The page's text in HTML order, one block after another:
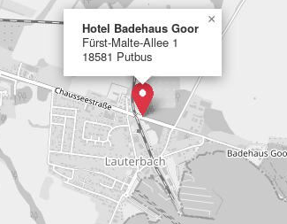
Hotel Badehaus Goor
Fürst-Malte-Allee 1
18581 Putbus
×